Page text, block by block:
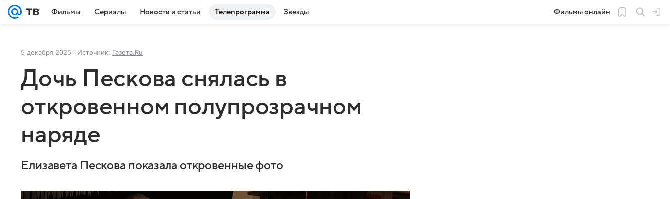
Фильмы Сериалы Новости и статьи Телепрограмма Звезды Фильмы онлайн
5 декабря 2025 Источник: Газета.Ru
Дочь Пескова снялась в
откровенном полупрозрачном
наряде
Елизавета Пескова показала откровенные фото